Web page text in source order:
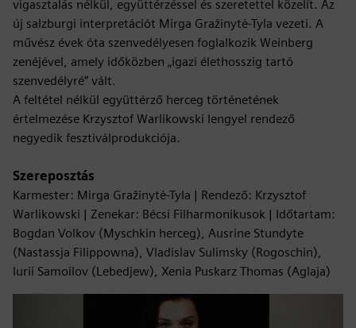
vigasztalás nélkül, együttérzéssel és szeretettel közelít. Az
új salzburgi interpretációt Mirga Gražinytė-Tyla vezeti. A
művész évek óta szenvedélyesen foglalkozik Weinberg
zenéjével, amely időközben „igazi élethosszig tartó
szenvedélyré” vált.
A feltétel nélkül együttérző herceg történetének
értelmezése Krzysztof Warlikowski lengyel rendező
negyedik fesztiválprodukciója.
Szereposztás
Karmester: Mirga Gražinytė-Tyla | Rendező: Krzysztof
Warlikowski | Zenekar: Bécsi Filharmonikusok | Időtartam:
Bogdan Volkov (Myschkin herceg), Ausrine Stundyte
(Nastassja Filippowna), Vladislav Sulimsky (Rogoschin),
Iurii Samoilov (Lebedjew), Xenia Puskarz Thomas (Aglaja)